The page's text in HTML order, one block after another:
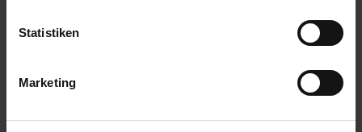
Statistiken
Marketing